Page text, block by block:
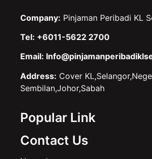
Company: Pinjaman Peribadi KL
Tel: +6011-5622 2700
Email:
Address: Cover
Sembilan,Johor,Sabah
Popular Link
Contact Us